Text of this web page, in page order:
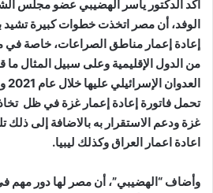
أكد الدكتور ياسر الهضيبي عضو مجلس
الوفد، أن مصر اتخذت خطوات كبيرة تشيد
إعادة إعمار مناطق الصراعات، خاصة في
من الدول الإقليمية وعلى سبيل المثال
تحمل فاتورة إعادة إعمار غزة في ظل
غزة ودعم الاستقرار به بالاضافة إلى
اعادة اعمار العراق وكذلك ليبيا.
وأضاف “الهضيبي”، أن مصر لها دور مهم